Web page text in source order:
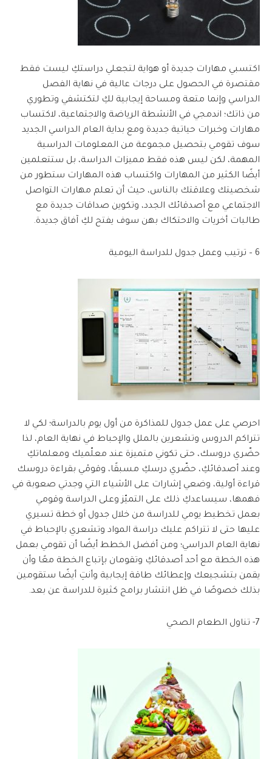
اكتسبي مهارات جديدة أو هواية لتجعلي دراستكِ ليست فقط
مقتصرة في الحصول على درجات عالية في نهاية الفصل
الدراسي وإنما متعة ومساحة إيجابية لكِ لتكتشفي وتطوري
من ذاتك؛ اندمجي في الأنشطة الرياضة والاجتماعية، لاكتساب
مهارات وخبرات حياتية جديدة ومع بداية العام الدراسي الجديد
سوف تقومي بتحصيل مجموعة من المعلومات الدراسية
المهمة، لكن ليس هذه فقط مميزات الدراسة، بل ستتعلمين
أيضًا الكثير من المهارات واكتساب هذه المهارات ستطور من
شخصيتك وعلاقتك بالناس، حيث أن تعلم مهارات التواصل
الاجتماعي مع أصدقائك الجدد، وتكوين صداقات جديدة مع
طالبات أخريات والاحتكاك بهن سوف يفتح لكِ آفاق جديدة.
6 – ترتيب وعمل جدول للدراسة اليومية
احرصي على عمل جدول للمذاكرة من أول يوم بالدراسة؛ لكي لا
تتراكم الدروس وتشعرين بالملل والإحباط في نهاية العام، لذا
حضّري دروسك، حتى تكوني متميزة عند معلّميك ومعلماتكِ
وعند أصدقائكِ، حضّري درسكِ مسبقًا، وقومْي بقراءة دروسك
قراءة أولية، وضعي إشارات على الأشياء التي وجدتي صعوبة في
فهمها، سيساعدكِ ذلك على التميّز وعلى الدراسة وقومي
بعمل تخطيط يومي للدراسة من خلال جدول أو خطة تسيري
عليها حتى لا تتراكم عليك دراسة المواد وتشعري بالإحباط في
نهاية العام الدراسي؛ ومن أفضل الخطط أيضًا أن تقومي بعمل
هذه الخطة مع أحد أصدقائكِ وتقومان بإتباع الخطة معًا وأن
يقمن بتشجيعك وإعطائك طاقة إيجابية وأنتِ أيضًا ستقومين
بذلك خصوصًا في ظل انتشار برامج كثيرة للدراسة عن بعد.
7- تناول الطعام الصحي